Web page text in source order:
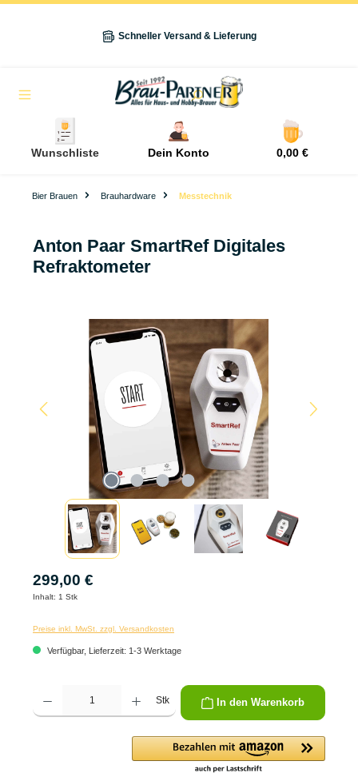
Schneller Versand & Lieferung
Wunschliste Dein Konto 0,00 €
Bier Brauen Brauhardware Messtechnik
Anton Paar SmartRef Digitales
Refraktometer
Bildergalerie überspringen
299,00 €
Inhalt: 1 Stk
Preise inkl. MwSt. zzgl. Versandkosten
Verfügbar, Lieferzeit: 1-3 Werktage
Produkt Anzahl: Gib den gewünschten Wert ein oder benutze die Schaltflächen um
Stk In den Warenkorb